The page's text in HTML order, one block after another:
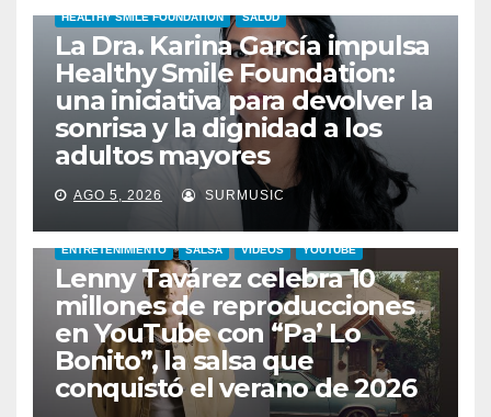
HEALTHY SMILE FOUNDATION SALUD
La Dra. Karina García impulsa
Healthy Smile Foundation:
una iniciativa para devolver la
sonrisa y la dignidad a los
adultos mayores
AGO 5, 2026 SURMUSIC
ENTRETENIMIENTO SALSA VIDEOS YOUTUBE
Lenny Tavárez celebra 10
millones de reproducciones
en YouTube con “Pa’ Lo
Bonito”, la salsa que
conquistó el verano de 2026
CABIMAS ENTRETENIMIENTO TALENTO ZULIANO